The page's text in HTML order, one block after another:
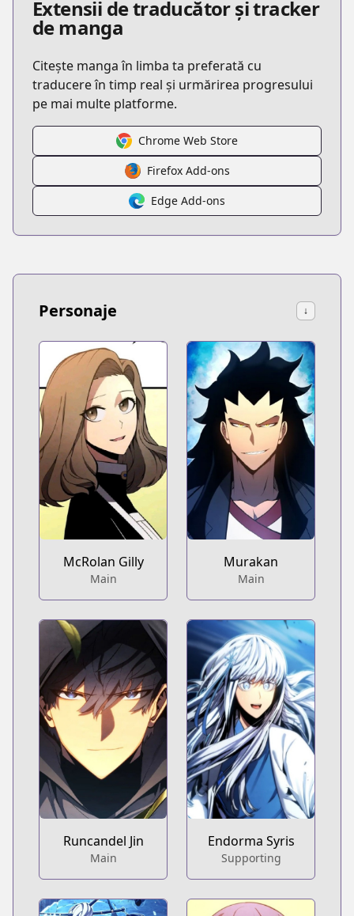
Extensii de traducător și tracker
de manga
Citește manga în limba ta preferată cu
traducere în timp real și urmărirea progresului
pe mai multe platforme.
Chrome Web Store
Firefox Add-ons
Edge Add-ons
Personaje ↓
McRolan Gilly
Main
Murakan
Main
Runcandel Jin
Main
Endorma Syris
Supporting